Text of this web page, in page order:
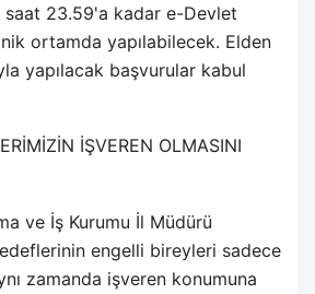
saat 23.59'a kadar e-Devlet
ortamda yapılabilecek. Elden
yapılacak başvurular kabul
İŞVEREN OLMASINI
ve İş Kurumu İl Müdürü
engelli bireyleri sadece
zamanda işveren konumuna